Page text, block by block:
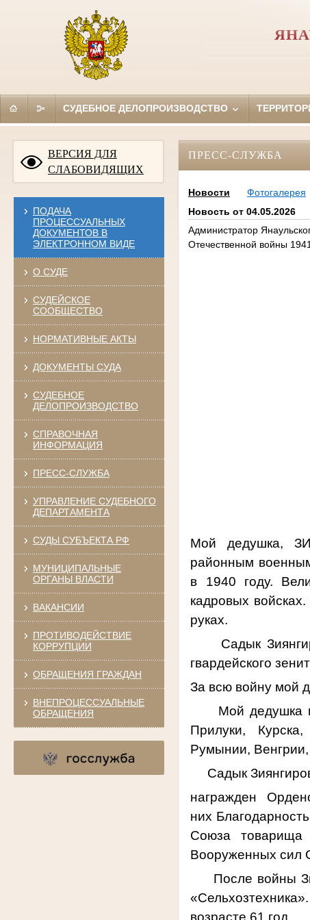
СУДЕБНОЕ ДЕЛОПРОИЗВОДСТВО
ВЕРСИЯ ДЛЯ
СЛАБОВИДЯЩИХ
ПОДАЧА
ПРОЦЕССУАЛЬНЫХ
ДОКУМЕНТОВ В
ЭЛЕКТРОННОМ ВИДЕ
О СУДЕ
СУДЕЙСКОЕ
СООБЩЕСТВО
НОРМАТИВНЫЕ АКТЫ
ДОКУМЕНТЫ СУДА
СУДЕБНОЕ
ДЕЛОПРОИЗВОДСТВО
СПРАВОЧНАЯ
ИНФОРМАЦИЯ
ПРЕСС-СЛУЖБА
УПРАВЛЕНИЕ СУДЕБНОГО
ДЕПАРТАМЕНТА
СУДЫ СУБЪЕКТА РФ
МУНИЦИПАЛЬНЫЕ
ОРГАНЫ ВЛАСТИ
ВАКАНСИИ
ПРОТИВОДЕЙСТВИЕ
КОРРУПЦИИ
ОБРАЩЕНИЯ ГРАЖДАН
ВНЕПРОЦЕССУАЛЬНЫЕ
ОБРАЩЕНИЯ
ПРЕСС-СЛУЖБА
Новости Фотогалерея
Новость от 04.05.2026
Администратор
Отечественной войны 1941
Мой дедушка,
районным
в 1940 году.
кадровых
руках.
Садык
гвардейского
За всю войну мой
Мой дедушка
Прилуки,
Румынии,
Садык
награжден
них
Союза
Вооруженных сил
После войны
возрасте 61 год.